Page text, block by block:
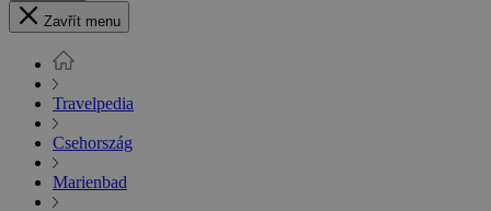
Zavřít menu
Travelpedia
Csehország
Marienbad